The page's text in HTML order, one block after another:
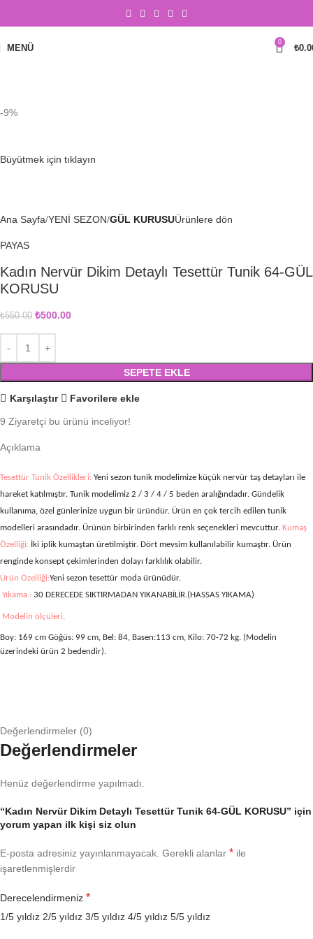
MENÜ
0
₺
-9%
Büyütmek için tıklayın
Ana Sayfa YENİ SEZON GÜL KURUSUÜrünlere dön
PAYAS
Kadın Nervür Dikim Detaylı Tesettür Tunik 64-GÜL
KORUSU
₺550.00 ₺500.00
SEPETE EKLE
Karşılaştır Favorilere ekle
9 Ziyaretçi bu ürünü inceliyor!
Açıklama
Tesettür Tunik Özellikleri: Yeni sezon tunik modelimize küçük nervür taş detayları ile
hareket katılmıştır. Tunik modelimiz 2 / 3 / 4 / 5 beden aralığındadır. Gündelik
kullanıma, özel günlerinize uygun bir üründür. Ürün en çok tercih edilen tunik
modelleri arasındadır. Ürünün birbirinden farklı renk seçenekleri mevcuttur. Kumaş
Özelliği: İki iplik kumaştan üretilmiştir. Dört mevsim kullanılabilir kumaştır. Ürün
renginde konsept çekimlerinden dolayı farklılık olabilir.
Ürün Özelliği:Yeni sezon tesettür moda ürünüdür.
Yıkama : 30 DERECEDE SIKTIRMADAN YIKANABİLİR.(HASSAS YIKAMA)
Modelin ölçüleri;
Boy: 169 cm Göğüs: 99 cm, Bel: 84, Basen:113 cm, Kilo: 70-72 kg. (Modelin
üzerindeki ürün 2 bedendir).
Değerlendirmeler (0)
Değerlendirmeler
Henüz değerlendirme yapılmadı.
“Kadın Nervür Dikim Detaylı Tesettür Tunik 64-GÜL KORUSU” için
yorum yapan ilk kişi siz olun
E-posta adresiniz yayınlanmayacak. Gerekli alanlar * ile
işaretlenmişlerdir
Derecelendirmeniz *
1/5 yıldız 2/5 yıldız 3/5 yıldız 4/5 yıldız 5/5 yıldız